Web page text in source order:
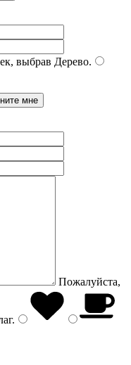
выбрав Дерево.
Пожалуйста,
.